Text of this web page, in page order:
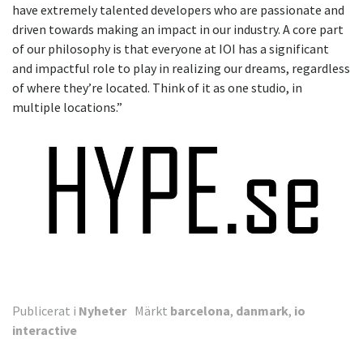
have extremely talented developers who are passionate and
driven towards making an impact in our industry. A core part
of our philosophy is that everyone at IOI has a significant
and impactful role to play in realizing our dreams, regardless
of where they’re located. Think of it as one studio, in
multiple locations.”
Publicerat i Nyheter Märkt barcelona, danmark, io
interactive